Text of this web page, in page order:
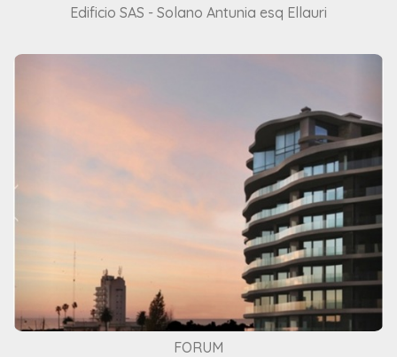
Edificio SAS - Solano Antunia esq Ellauri
FORUM